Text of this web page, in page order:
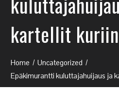
kartellit kuriin
Home
Uncategorized
Epäkimurantti kuluttajahuijaus ja